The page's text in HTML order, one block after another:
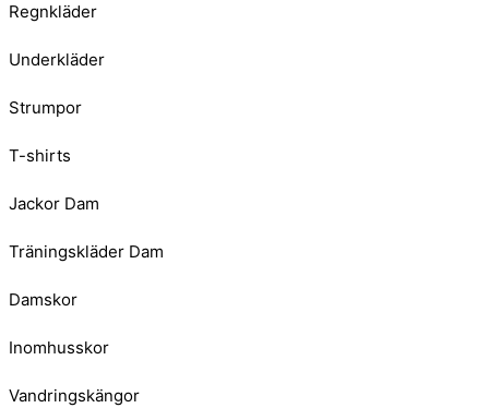
Regnkläder
Underkläder
Strumpor
T-shirts
Jackor Dam
Träningskläder Dam
Damskor
Inomhusskor
Vandringskängor